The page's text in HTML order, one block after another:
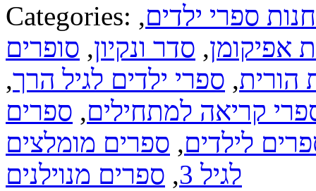
Categories: חנות ספרי ילדים,
אפיקומן, סדר ונקיון, סופרים
הורית, ספרי ילדים לגיל הרך,
קריאה למתחילים, ספרים
לילדים, ספרים מומלצים
לגיל 3
, ספרים מנוילנים